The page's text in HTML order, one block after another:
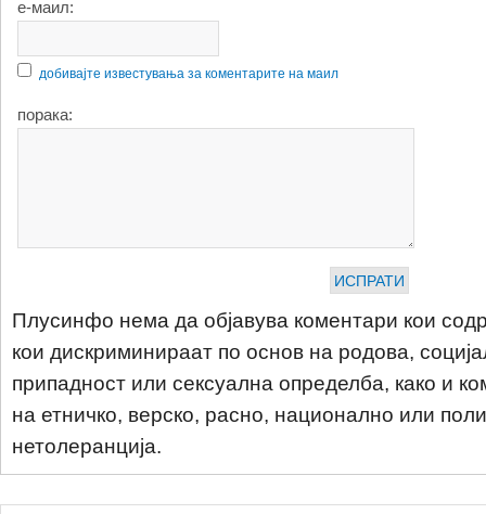
е-маил:
добивајте известувања за коментарите на маил
порака:
Плусинфо нема да објавува коментари кои
кои дискриминираат по основ на родова,
припадност или сексуална определба, како и
на етничко, верско, расно, национално или
нетолеранција.